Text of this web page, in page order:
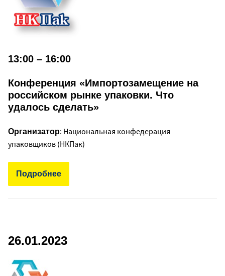
13:00 – 16:00
Конференция «Импортозамещение на
российском рынке упаковки. Что
удалось сделать»
Организатор: Национальная конфедерация
упаковщиков (НКПак)
Подробнее
26.01.2023